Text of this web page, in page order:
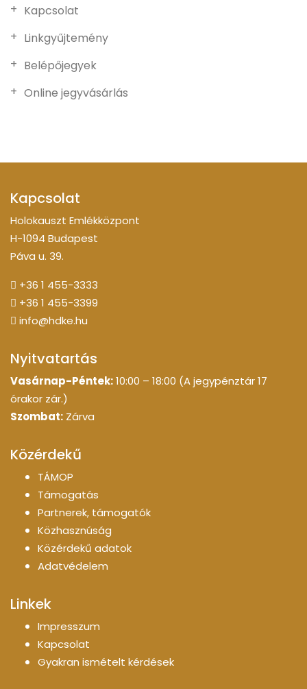
Kapcsolat
Linkgyűjtemény
Belépőjegyek
Online jegyvásárlás
Kapcsolat
Holokauszt Emlékközpont
H-1094 Budapest
Páva u. 39.
+36 1 455-3333
+36 1 455-3399
info@hdke.hu
Nyitvatartás
Vasárnap-Péntek:10:00 – 18:00 (A jegypénztár 17
órakor zár.)
Szombat: Zárva
Közérdekű
TÁMOP
Támogatás
Partnerek, támogatók
Közhasznúság
Közérdekű adatok
Adatvédelem
Linkek
Impresszum
Kapcsolat
Gyakran ismételt kérdések